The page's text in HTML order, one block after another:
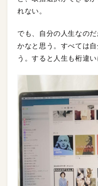
れない。
でも、自分の人生なの
かなと思う。すべては
う。すると人生も桁違